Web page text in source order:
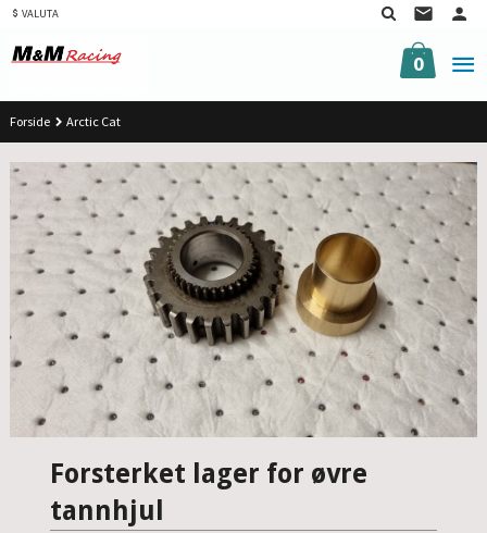
Gå
innholdet
VALUTA
0
Forside Arctic Cat
Forsterket lager for øvre
tannhjul